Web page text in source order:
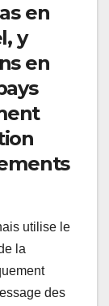
en
y
en
utilise le
la
des